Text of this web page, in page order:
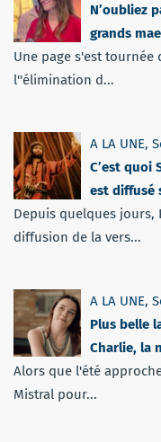
N’oubliez
grands
Une page s'est tournée
l''élimination d...
A LA UNE,
C’est quoi
est diffusé
Depuis quelques jours,
diffusion de la vers...
A LA UNE,
Plus belle
Charlie, la
Alors que l'été
Mistral pour...